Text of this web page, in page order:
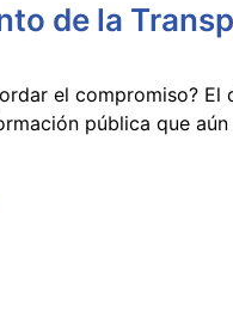
de la
el compromiso? El
pública que